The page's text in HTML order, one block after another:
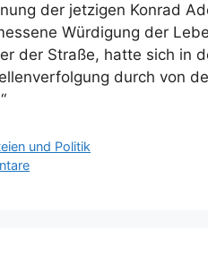
der jetzigen Konrad
Würdigung der
der Straße, hatte sich in
durch von
und Politik